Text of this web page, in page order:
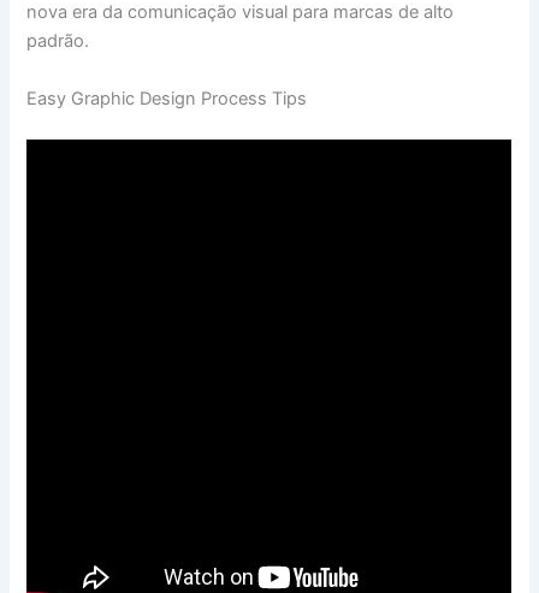
nova era da comunicação visual para marcas de alto
padrão.
Easy Graphic Design Process Tips